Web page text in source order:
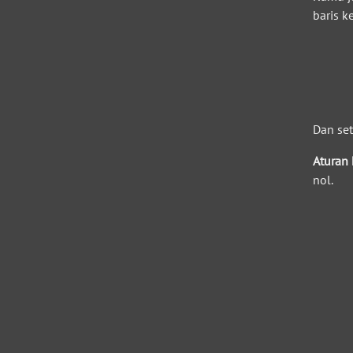
baris
Dan
Aturan
nol.